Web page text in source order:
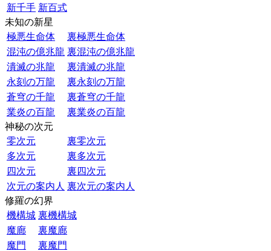
新千手 新百式
未知の新星
極悪生命体
裏極悪生命体
混沌の億兆龍 裏混沌の億兆龍
潰滅の兆龍
裏潰滅の兆龍
永刻の万龍
裏永刻の万龍
蒼穹の千龍
裏蒼穹の千龍
業炎の百龍
裏業炎の百龍
神秘の次元
零次元
裏零次元
多次元
裏多次元
四次元
裏四次元
次元の案内人 裏次元の案内人
修羅の幻界
機構城 裏機構城
魔廊
裏魔廊
魔門
裏魔門